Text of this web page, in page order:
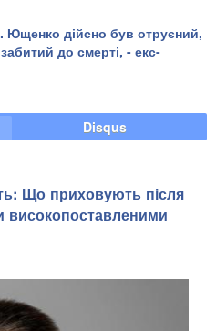
Ющенко дійсно був отруєний,
до смерті, - екс-
Disqus
Що приховують після
високопоставленими